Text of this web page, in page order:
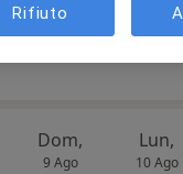
Dom,
9 Ago
Lun,
10 Ago
Rifiuto